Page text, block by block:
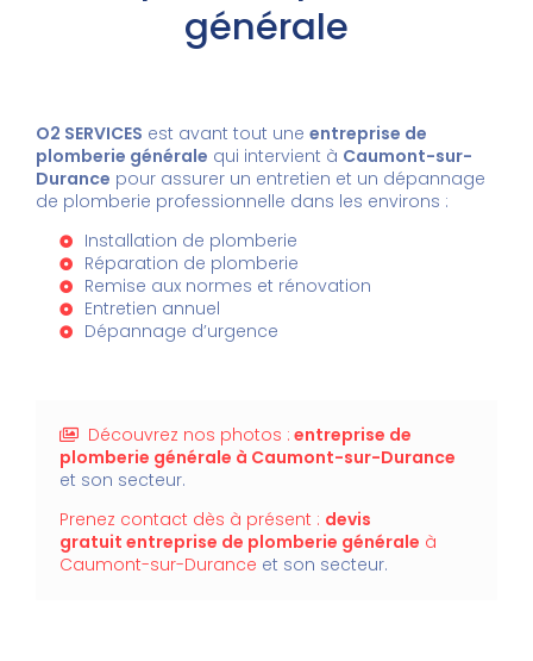
générale
O2 SERVICES est avant tout une entreprise de
plomberie générale qui intervient à Caumont-sur-
Durance pour assurer un entretien et un dépannage
de plomberie professionnelle dans les environs :
Installation de plomberie
Réparation de plomberie
Remise aux normes et rénovation
Entretien annuel
Dépannage d’urgence
Découvrez nos photos : entreprise de
plomberie générale à Caumont-sur-Durance
et son secteur.
Prenez contact dès à présent : devis
gratuit entreprise de plomberie générale à
Caumont-sur-Durance et son secteur.